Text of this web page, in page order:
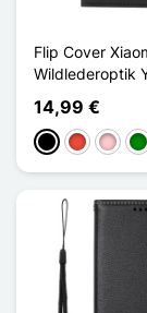
Flip Cover
Wildlederoptik
14,99 €
Schwarz
Rot Pink